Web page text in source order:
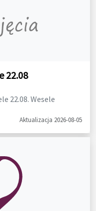
22.08
22.08. Wesele
Aktualizacja 2026-08-05